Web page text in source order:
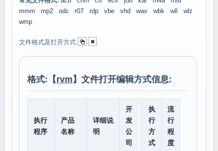
mmm
mp2 odc r07 rdp vbe vhd wav wbk wll
wlz
wmp
文件格式及打开方式:
格式:【rvm 】文件打开编辑方式信息:
执行
程序
产品
名称
详细说
明
开
发
公
司
执
行
方
式
流
行
程
度